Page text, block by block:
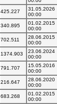
425.227
31.05.2026
00:00
340.895
01.02.2015
00:00
702.511
28.06.2015
00:00
1374.903
23.06.2024
00:00
791.707
15.05.2016
00:00
216.647
28.06.2020
00:00
683.268
01.02.2015
00:00